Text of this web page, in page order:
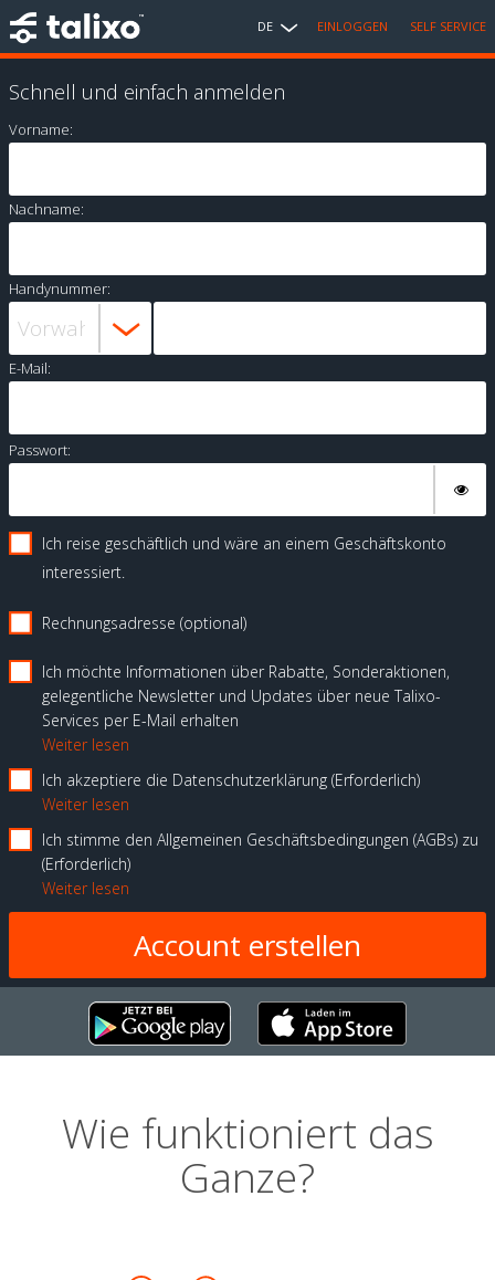
DE EINLOGGEN SELF SERVICE
Schnell und einfach anmelden
Vorname:
Nachname:
Handynummer:
E-Mail:
Passwort:
Ich reise geschäftlich und wäre an einem Geschäftskonto
interessiert.
Rechnungsadresse (optional)
Ich möchte Informationen über Rabatte, Sonderaktionen,
gelegentliche Newsletter und Updates über neue Talixo-
Services per E-Mail erhalten
Weiter lesen
Ich akzeptiere die Datenschutzerklärung Erforderlich
Weiter lesen
Ich stimme den Allgemeinen Geschäftsbedingungen (AGBs) zu
Erforderlich
Weiter lesen
Wie funktioniert das
Ganze?